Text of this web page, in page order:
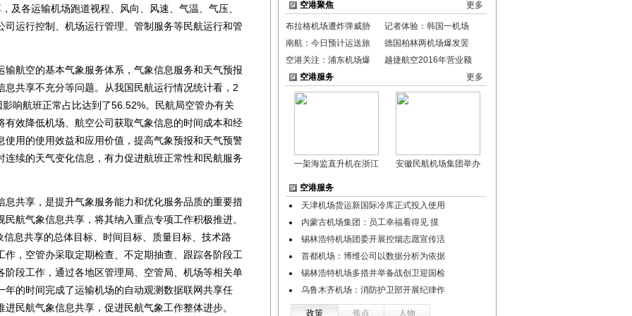
及各运输机场跑道视程、风向、风速、气温、气压、
运行控制、机场运行管理、管制服务等民航运行和管
空的基本气象服务体系，气象信息服务和天气预报
共享不充分等问题。从我国民航运行情况统计看，2
响航班正常占比达到了56.52%。民航局空管办有关
有效降低机场、航空公司获取气象信息的时间成本和经
使用的使用效益和应用价值，提高气象预报和天气预警
续的天气变化信息，有力促进航班正常性和民航服务
享，是提升气象服务能力和优化服务品质的重要措
航气象信息共享，将其纳入重点专项工作积极推进。
息共享的总体目标、时间目标、质量目标、技术路
，空管办采取定期检查、不定期抽查、跟踪各阶段工
阶段工作，通过各地区管理局、空管局、机场等相关单
年的时间完成了运输机场的自动观测数据联网共享任
民航气象信息共享，促进民航气象工作整体进步。
空港聚焦 更多
布拉格机场遭炸弹威胁
记者体验：韩国一机场
南航：今日预计运送旅
德国柏林两机场爆发罢
空港关注：浦东机场爆
越捷航空2016年营业额
空港服务
更多
一架海监直升机在浙江 安徽民航机场集团举办
空港服务
天津机场货运新国际冷库正式投入使用
内蒙古机场集团：员工幸福看得见 摸
锡林浩特机场团委开展控烟志愿宣传活
首都机场：博维公司以数据分析为依据
锡林浩特机场多措并举备战创卫迎国检
乌鲁木齐机场：消防护卫部开展纪律作
政策 焦点 人物